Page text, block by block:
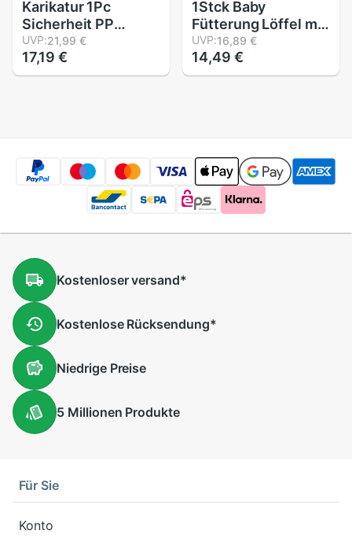
Karikatur 1Pc
Sicherheit PP
Temperatur spüren
Löffel Baby Besteck
freundlicher
UVP:21,99 €
17,19 €
1Stck Baby
Fütterung Löffel mit
Lagerung Kasten
Nicht-Unterhose
Baby Trainning
UVP:16,89 €
14,49 €
Kostenloserversand*
KostenloseRücksendung*
NiedrigePreise
5 Millionen Produkte
Für Sie
Konto